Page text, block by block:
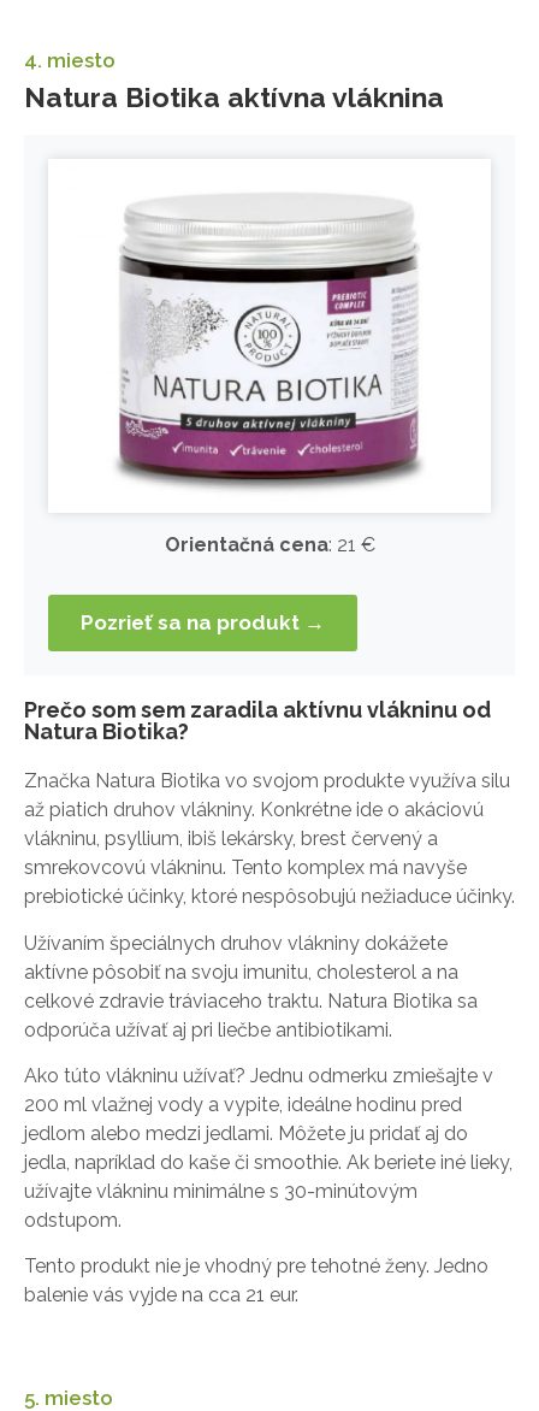
4. miesto
Natura Biotika aktívna vláknina
Orientačná cena: 21 €
Pozrieť sa na produkt →
Prečo som sem zaradila aktívnu vlákninu od
Natura Biotika?
Značka Natura Biotika vo svojom produkte využíva silu
až piatich druhov vlákniny. Konkrétne ide o akáciovú
vlákninu, psyllium, ibiš lekársky, brest červený a
smrekovcovú vlákninu. Tento komplex má navyše
prebiotické účinky, ktoré nespôsobujú nežiaduce účinky.
Užívaním špeciálnych druhov vlákniny dokážete
aktívne pôsobiť na svoju imunitu, cholesterol a na
celkové zdravie tráviaceho traktu. Natura Biotika sa
odporúča užívať aj pri liečbe antibiotikami.
Ako túto vlákninu užívať? Jednu odmerku zmiešajte v
200 ml vlažnej vody a vypite, ideálne hodinu pred
jedlom alebo medzi jedlami. Môžete ju pridať aj do
jedla, napríklad do kaše či smoothie. Ak beriete iné lieky,
užívajte vlákninu minimálne s 30-minútovým
odstupom.
Tento produkt nie je vhodný pre tehotné ženy. Jedno
balenie vás vyjde na cca 21 eur.
5. miesto